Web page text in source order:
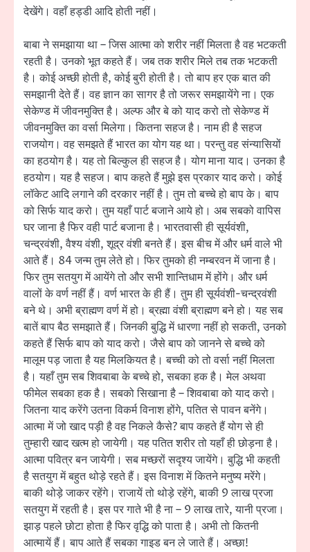
देखेंगे। वहाँ हड्डी आदि होती नहीं।
बाबा ने समझाया था – जिस आत्मा को शरीर नहीं मिलता है वह भटकती
रहती है। उनको भूत कहते हैं। जब तक शरीर मिले तब तक भटकती
है। कोई अच्छी होती है, कोई बुरी होती है। तो बाप हर एक बात की
समझानी देते हैं। वह ज्ञान का सागर है तो जरूर समझायेंगे ना। एक
सेकेण्ड में जीवनमुक्ति है। अल्फ और बे को याद करो तो सेकेण्ड में
जीवनमुक्ति का वर्सा मिलेगा। कितना सहज है। नाम ही है सहज
राजयोग। वह समझते हैं भारत का योग यह था। परन्तु वह संन्यासियों
का हठयोग है। यह तो बिल्कुल ही सहज है। योग माना याद। उनका है
हठयोग। यह है सहज। बाप कहते हैं मुझे इस प्रकार याद करो। कोई
लॉकेट आदि लगाने की दरकार नहीं है। तुम तो बच्चे हो बाप के। बाप
को सिर्फ याद करो। तुम यहाँ पार्ट बजाने आये हो। अब सबको वापिस
घर जाना है फिर वही पार्ट बजाना है। भारतवासी ही सूर्यवंशी,
चन्द्रवंशी, वैश्य वंशी, शूद्र वंशी बनते हैं। इस बीच में और धर्म वाले भी
आते हैं। 84 जन्म तुम लेते हो। फिर तुमको ही नम्बरवन में जाना है।
फिर तुम सतयुग में आयेंगे तो और सभी शान्तिधाम में होंगे। और धर्म
वालों के वर्ण नहीं हैं। वर्ण भारत के ही हैं। तुम ही सूर्यवंशी-चन्द्रवंशी
बने थे। अभी ब्राह्मण वर्ण में हो। ब्रह्मा वंशी ब्राह्मण बने हो। यह सब
बातें बाप बैठ समझाते हैं। जिनकी बुद्धि में धारणा नहीं हो सकती, उनको
कहते हैं सिर्फ बाप को याद करो। जैसे बाप को जानने से बच्चे को
मालूम पड़ जाता है यह मिलकियत है। बच्ची को तो वर्सा नहीं मिलता
है। यहाँ तुम सब शिवबाबा के बच्चे हो, सबका हक है। मेल अथवा
फीमेल सबका हक है। सबको सिखाना है – शिवबाबा को याद करो।
जितना याद करेंगे उतना विकर्म विनाश होंगे, पतित से पावन बनेंगे।
आत्मा में जो खाद पड़ी है वह निकले कैसे? बाप कहते हैं योग से ही
तुम्हारी खाद खत्म हो जायेगी। यह पतित शरीर तो यहाँ ही छोड़ना है।
आत्मा पवित्र बन जायेगी। सब मच्छरों सदृश्य जायेंगे। बुद्धि भी कहती
है सतयुग में बहुत थोड़े रहते हैं। इस विनाश में कितने मनुष्य मरेंगे।
बाकी थोड़े जाकर रहेंगे। राजायें तो थोड़े रहेंगे, बाकी 9 लाख प्रजा
सतयुग में रहती है। इस पर गाते भी है ना – 9 लाख तारे, यानी प्रजा।
झाड़ पहले छोटा होता है फिर वृद्धि को पाता है। अभी तो कितनी
आत्मायें हैं। बाप आते हैं सबका गाइड बन ले जाते हैं। अच्छा!